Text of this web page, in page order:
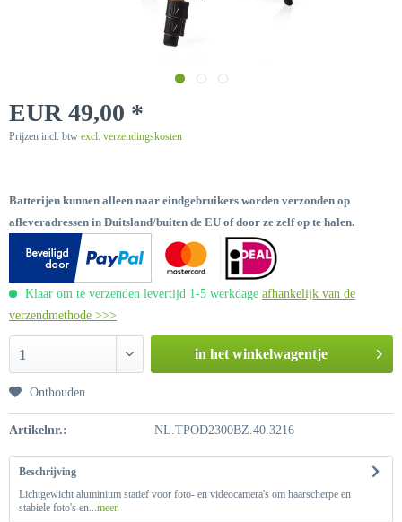
EUR 49,00 *
Prijzen incl. btw excl. verzendingskosten
Batterijen kunnen alleen naar eindgebruikers worden verzonden op
afleveradressen in Duitsland/buiten de EU of door ze zelf op te halen.
Klaar om te verzenden levertijd 1-5 werkdage afhankelijk van de
verzendmethode >>>
1 in het winkelwagentje
Onthouden
Artikelnr.: NL.TPOD2300BZ.40.3216
Beschrijving
Lichtgewicht aluminium statief voor foto- en videocamera's om haarscherpe en
stabiele foto's en... meer